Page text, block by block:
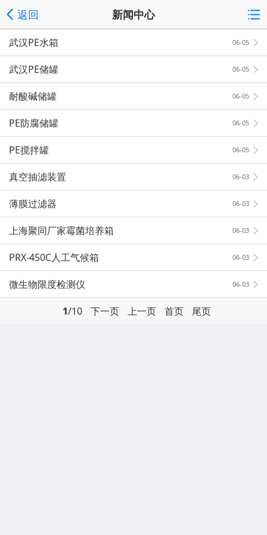
返回 新闻中心
06-05
武汉PE水箱
06-05
武汉PE储罐
06-05
耐酸碱储罐
06-05
PE防腐储罐
06-05
PE搅拌罐
06-03
真空抽滤装置
06-03
薄膜过滤器
06-03
上海聚同厂家霉菌培养箱
06-03
PRX-450C人工气候箱
06-03
微生物限度检测仪
1/10 下一页 上一页 首页 尾页